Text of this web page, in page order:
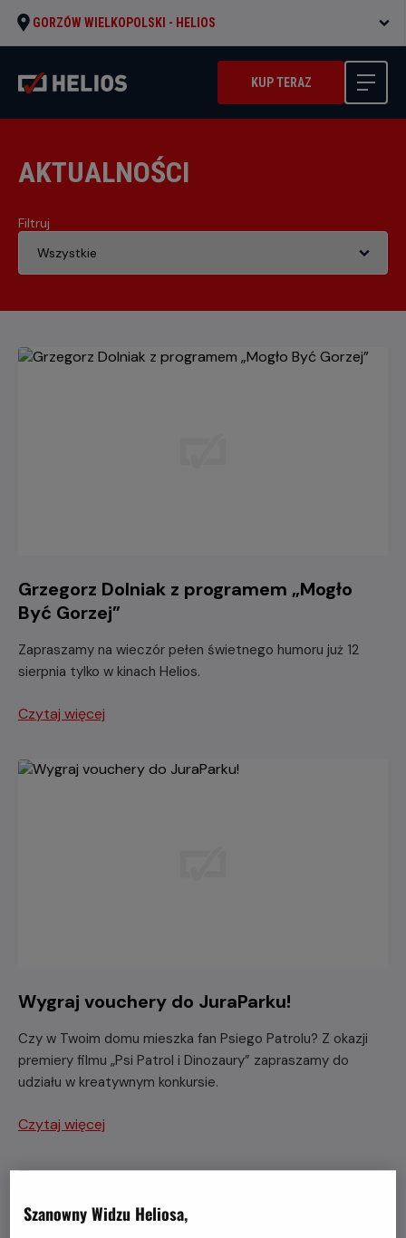
GORZÓW WIELKOPOLSKI - HELIOS
KUP TERAZ
AKTUALNOŚCI
Filtruj
Grzegorz Dolniak z programem „Mogło
Być Gorzej”
Zapraszamy na wieczór pełen świetnego humoru już 12
sierpnia tylko w kinach Helios.
Czytaj więcej
Wygraj vouchery do JuraParku!
Czy w Twoim domu mieszka fan Psiego Patrolu? Z okazji
premiery filmu „Psi Patrol i Dinozaury” zapraszamy do
udziału w kreatywnym konkursie.
Czytaj więcej
Szanowny Widzu Heliosa,